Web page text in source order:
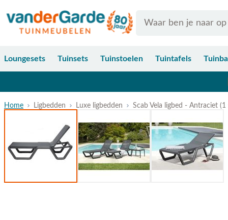
Loungesets Tuinsets Tuinstoelen Tuintafels
Home Ligbedden Luxe ligbedden Scab Vela ligbed - Antraciet (1